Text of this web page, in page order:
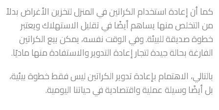
كما أن إعادة استخدام الكراتين في المنزل لتخزين الأغراض بدلاً
من التخلص منها يساهم أيضًا في تقليل الاستهلاك ويعتبر
خطوة صديقة للبيئة. وفي الوقت نفسه، يمكن بيع الكراتين
الفارغة بحالة جيدة لتجار إعادة التدوير والاستفادة منها ماديًا.
بالتالي، الاهتمام بإعادة تدوير الكراتين ليس فقط خطوة بيئية،
بل أيضًا وسيلة عملية واقتصادية في حياتنا اليومية.